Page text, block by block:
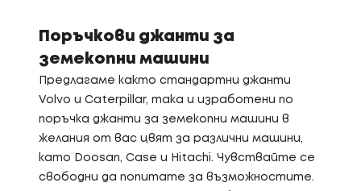
Поръчкови джанти за
земекопни машини
Предлагаме както стандартни джанти
Volvo и Caterpillar, така и изработени по
поръчка джанти за земекопни машини в
желания от вас цвят за различни машини,
като Doosan, Case и Hitachi. Чувствайте се
свободни да попитате за възможностите.